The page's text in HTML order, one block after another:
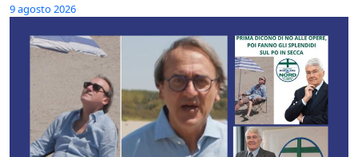
9 agosto 2026